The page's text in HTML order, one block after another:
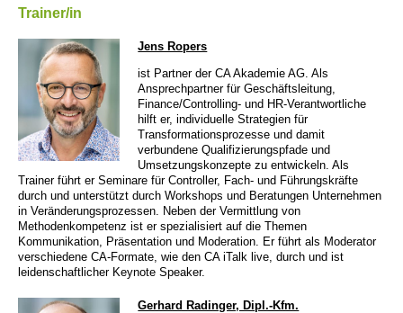
Trainer/in
Jens Ropers
ist Partner der CA Akademie AG. Als
Ansprechpartner für Geschäftsleitung,
Finance/Controlling- und HR-Verantwortliche
hilft er, individuelle Strategien für
Transformationsprozesse und damit
verbundene Qualifizierungspfade und
Umsetzungskonzepte zu entwickeln. Als
Trainer führt er Seminare für Controller, Fach- und Führungskräfte
durch und unterstützt durch Workshops und Beratungen Unternehmen
in Veränderungsprozessen. Neben der Vermittlung von
Methodenkompetenz ist er spezialisiert auf die Themen
Kommunikation, Präsentation und Moderation. Er führt als Moderator
verschiedene CA-Formate, wie den CA iTalk live, durch und ist
leidenschaftlicher Keynote Speaker.
Gerhard Radinger, Dipl.-Kfm.